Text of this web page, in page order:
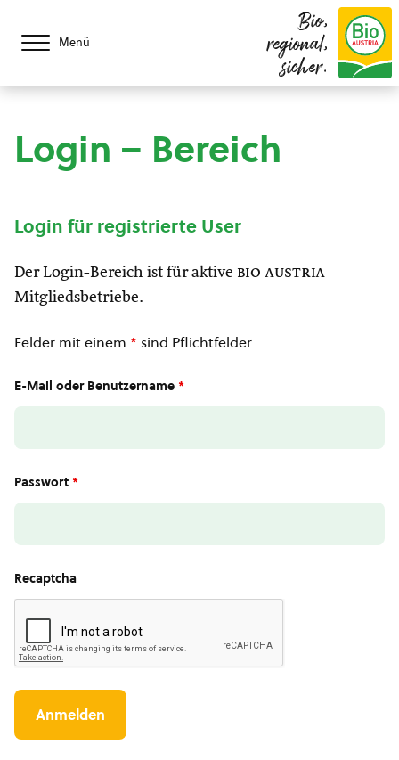
Menü
Bio,
regional,
sicher.
Login – Bereich
Login für registrierte User
Der Login-Bereich ist für aktive bio austria
Mitgliedsbetriebe.
Felder mit einem * sind Pflichtfelder
E-Mail oder Benutzername *
Passwort *
Recaptcha